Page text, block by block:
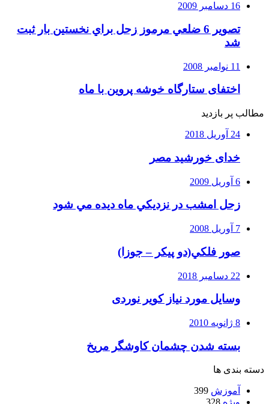
16 دسامبر 2009
تصوير 6 ضلعي مرموز زحل براي نخستين بار ثبت
شد
11 نوامبر 2008
اختفای ستارگاه خوشه پروین با ماه
مطالب پر بازدید
24 آوریل 2018
خدای خورشید مصر
6 آوریل 2009
زحل امشب در نزديكي ماه ديده مي شود
7 آوریل 2008
صور فلكي(دو پیکر – جوزا)
22 دسامبر 2018
وسایل مورد نیاز کویر نوردی
8 ژانویه 2010
بسته شدن چشمان کاوشگر مريخ
دسته بندی ها
آموزش 399